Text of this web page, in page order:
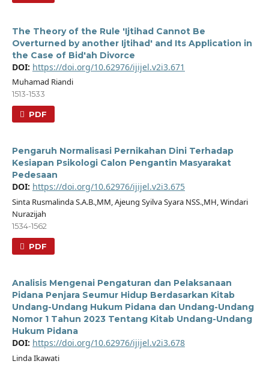
The Theory of the Rule 'Ijtihad Cannot Be
Overturned by another Ijtihad' and Its Application in
the Case of Bid'ah Divorce
DOI: https://doi.org/10.62976/ijijel.v2i3.671
Muhamad Riandi
1513-1533
PDF
Pengaruh Normalisasi Pernikahan Dini Terhadap
Kesiapan Psikologi Calon Pengantin Masyarakat
Pedesaan
DOI: https://doi.org/10.62976/ijijel.v2i3.675
Sinta Rusmalinda S.A.B.,MM, Ajeung Syilva Syara NSS.,MH, Windari
Nurazijah
1534-1562
PDF
Analisis Mengenai Pengaturan dan Pelaksanaan
Pidana Penjara Seumur Hidup Berdasarkan Kitab
Undang-Undang Hukum Pidana dan Undang-Undang
Nomor 1 Tahun 2023 Tentang Kitab Undang-Undang
Hukum Pidana
DOI: https://doi.org/10.62976/ijijel.v2i3.678
Linda Ikawati